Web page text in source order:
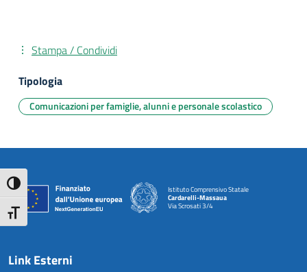
Attiva/disattiva alto contrasto
Attiva/disattiva dimensione testo
Stampa / Condividi
Tipologia
Comunicazioni per famiglie, alunni e personale scolastico
Istituto Comprensivo Statale
Cardarelli-Massaua
Via Scrosati 3/4
Link Esterni